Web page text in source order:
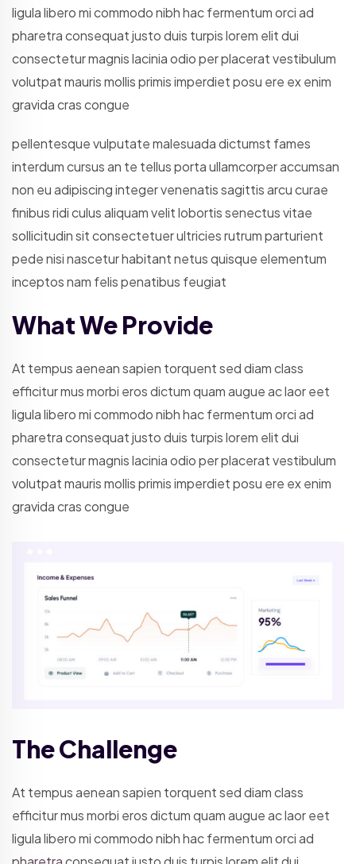
ligula libero mi commodo nibh hac fermentum orci ad
pharetra consequat justo duis turpis lorem elit dui
consectetur magnis lacinia odio per placerat vestibulum
volutpat mauris mollis primis imperdiet posu ere ex enim
gravida cras congue
pellentesque vulputate malesuada dictumst fames
interdum cursus an te tellus porta ullamcorper accumsan
non eu adipiscing integer venenatis sagittis arcu curae
finibus ridi culus aliquam velit lobortis senectus vitae
sollicitudin sit consectetuer ultricies rutrum parturient
pede nisi nascetur habitant netus quisque elementum
inceptos nam felis penatibus feugiat
What We Provide
At tempus aenean sapien torquent sed diam class
efficitur mus morbi eros dictum quam augue ac laor eet
ligula libero mi commodo nibh hac fermentum orci ad
pharetra consequat justo duis turpis lorem elit dui
consectetur magnis lacinia odio per placerat vestibulum
volutpat mauris mollis primis imperdiet posu ere ex enim
gravida cras congue
The Challenge
At tempus aenean sapien torquent sed diam class
efficitur mus morbi eros dictum quam augue ac laor eet
ligula libero mi commodo nibh hac fermentum orci ad